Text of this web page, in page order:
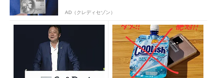
AD（クレディセゾン）